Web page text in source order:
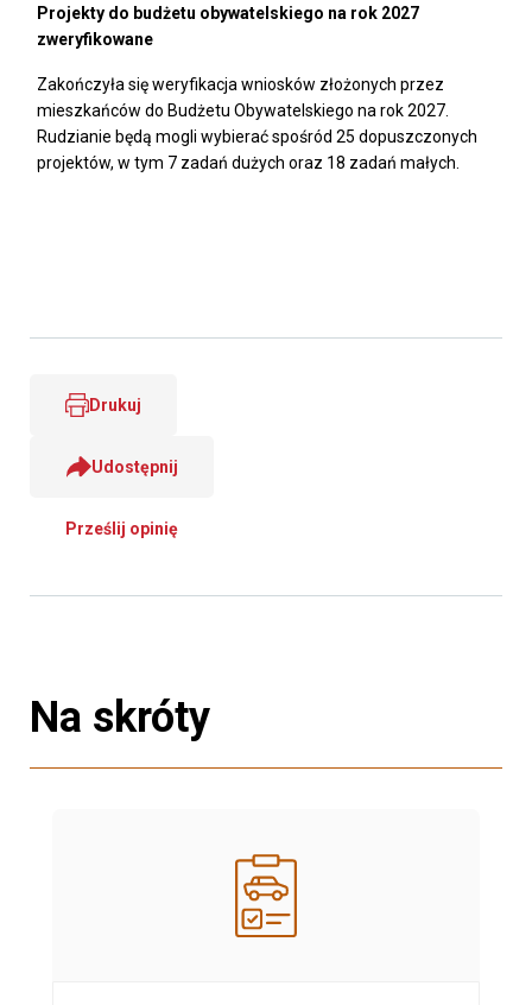
Projekty do budżetu obywatelskiego na rok 2027
zweryfikowane
Zakończyła się weryfikacja wniosków złożonych przez
mieszkańców do Budżetu Obywatelskiego na rok 2027.
Rudzianie będą mogli wybierać spośród 25 dopuszczonych
projektów, w tym 7 zadań dużych oraz 18 zadań małych.
Drukuj
Udostępnij
Prześlij opinię
Na skróty